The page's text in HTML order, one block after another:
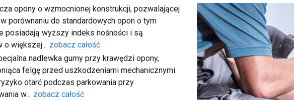
opony o wzmocnionej konstrukcji, pozwalającej
porównaniu do standardowych opon o tym
posiadają wyższy indeks nośności i są
o większej... zobacz całość
nadlewka gumy przy krawędzi opony,
felgę przed uszkodzeniami mechanicznymi.
otarć podczas parkowania przy
w... zobacz całość